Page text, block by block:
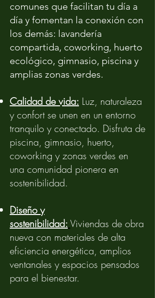
comunes que facilitan tu día a
día y fomentan la conexión con
los demás: lavandería
compartida, coworking, huerto
ecológico, gimnasio, piscina y
amplias zonas verdes.
Calidad de vida: Luz, naturaleza
y confort se unen en un entorno
tranquilo y conectado. Disfruta de
piscina, gimnasio, huerto,
coworking y zonas verdes en
una comunidad pionera en
sostenibilidad.
Diseño y
sostenibilidad: Viviendas de obra
nueva con materiales de alta
eficiencia energética, amplios
ventanales y espacios pensados
para el bienestar.